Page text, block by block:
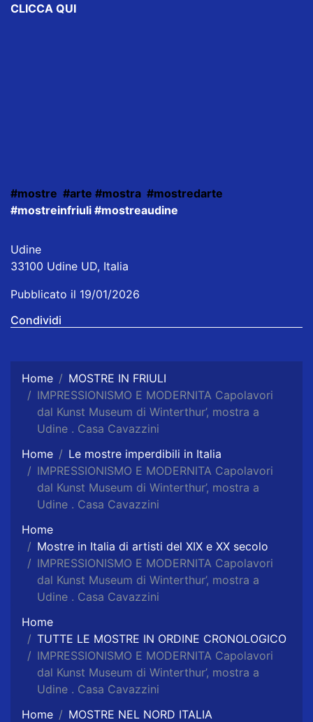
CLICCA QUI
#mostre #arte #mostra #mostredarte
#mostreinfriuli #mostreaudine
Udine
33100 Udine UD, Italia
Pubblicato il 19/01/2026
Condividi
Home
MOSTRE IN FRIULI
IMPRESSIONISMO E MODERNITA Capolavori
dal Kunst Museum di Winterthur’, mostra a
Udine . Casa Cavazzini
Home
Le mostre imperdibili in Italia
IMPRESSIONISMO E MODERNITA Capolavori
dal Kunst Museum di Winterthur’, mostra a
Udine . Casa Cavazzini
Home
Mostre in Italia di artisti del XIX e XX secolo
IMPRESSIONISMO E MODERNITA Capolavori
dal Kunst Museum di Winterthur’, mostra a
Udine . Casa Cavazzini
Home
TUTTE LE MOSTRE IN ORDINE CRONOLOGICO
IMPRESSIONISMO E MODERNITA Capolavori
dal Kunst Museum di Winterthur’, mostra a
Udine . Casa Cavazzini
Home
MOSTRE NEL NORD ITALIA